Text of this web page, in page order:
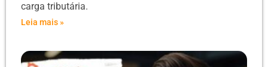
carga tributária.
Leia mais »